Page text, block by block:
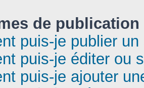
de publication
puis-je publier
puis-je éditer ou
puis-je ajouter